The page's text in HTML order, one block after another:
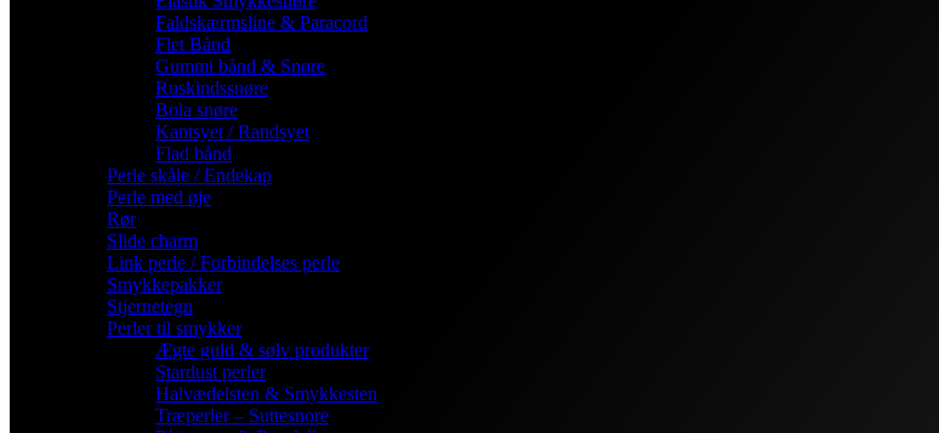
Faldskærmsline & Paracord
Flet Bånd
Gummi bånd & Snøre
Ruskindssnøre
Bola snøre
Kantsyet / Randsyet
Flad bånd
Perle skåle / Endekap
Perle med øje
Rør
Slide charm
Link perle / Forbindelses perle
Smykkepakker
Stjernetegn
Perler til smykker
Ægte guld & sølv produkter
Stardust perler
Halvædelsten & Smykkesten
Træperler – Suttesnore